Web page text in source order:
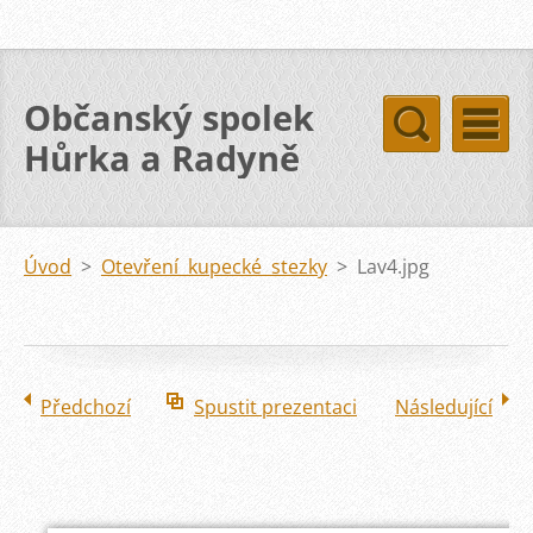
Občanský spolek
Hůrka a Radyně
Úvod > Otevření kupecké stezky > Lav4.jpg
Předchozí Spustit prezentaci Následující